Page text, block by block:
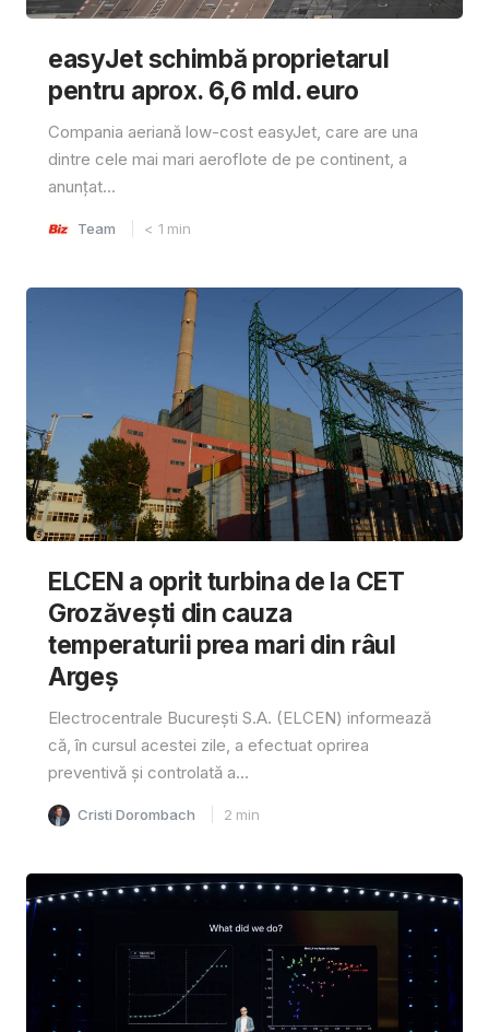
easyJet schimbă proprietarul
pentru aprox. 6,6 mld. euro
Compania aeriană low-cost easyJet, care are una
dintre cele mai mari aeroflote de pe continent, a
anunțat...
Team < 1 min
ELCEN a oprit turbina de la CET
Grozăvești din cauza
temperaturii prea mari din râul
Argeș
Electrocentrale București S.A. (ELCEN) informează
că, în cursul acestei zile, a efectuat oprirea
preventivă și controlată a...
Cristi Dorombach 2 min